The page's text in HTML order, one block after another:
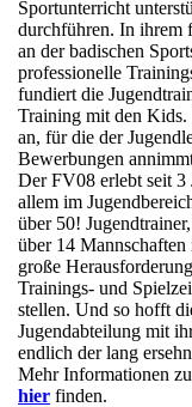
Sportunterricht
durchführen. In ihrem
an der badischen
professionelle
fundiert die
Training mit den Kids.
an, für die der
Bewerbungen
Der FV08 erlebt seit
allem im
über 50!
über 14
große
Trainings- und
stellen. Und so hofft
Jugendabteilung mit
endlich der lang
Mehr Informationen
hier finden.